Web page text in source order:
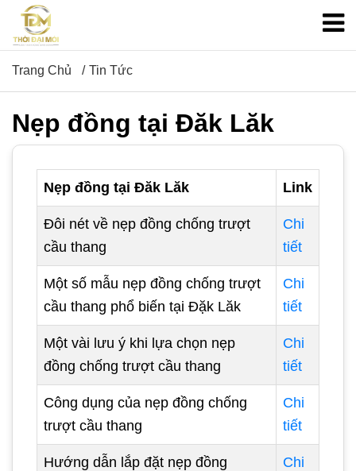
Trang Chủ Tin Tức
Nẹp đồng tại Đăk Lăk
Nẹp đồng tại Đăk Lăk Link
Đôi nét về nẹp đồng chống trượt
cầu thang
Chi
tiết
Một số mẫu nẹp đồng chống trượt
cầu thang phổ biến tại Đặk Lăk
Chi
tiết
Một vài lưu ý khi lựa chọn nẹp
đồng chống trượt cầu thang
Chi
tiết
Công dụng của nẹp đồng chống
trượt cầu thang
Chi
tiết
Hướng dẫn lắp đặt nẹp đồng
Chi